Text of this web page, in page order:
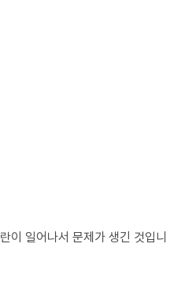
이 일어나서 문제가 생긴 것입니